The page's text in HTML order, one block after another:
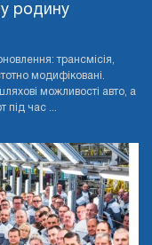
родину
трансмісія,
модифіковані.
можливості авто, а
під час ...